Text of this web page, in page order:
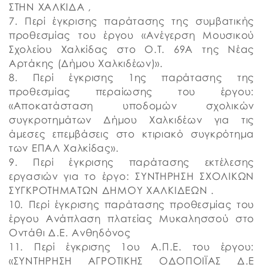
ΣΤΗΝ ΧΑΛΚΙΔΑ ,
7. Περί έγκρισης παράτασης της συμβατικής
προθεσμίας του έργου «Ανέγερση Μουσικού
Σχολείου Χαλκίδας στο Ο.Τ. 69Α της Νέας
Αρτάκης (Δήμου Χαλκιδέων)».
8. Περί έγκρισης 1ης παράτασης της
προθεσμίας περαίωσης του έργου:
«Αποκατάσταση υποδομών σχολικών
συγκροτημάτων Δήμου Χαλκιδέων για τις
άμεσες επεμβάσεις στο κτιριακό συγκρότημα
των ΕΠΑΛ Χαλκίδας».
9. Περί έγκρισης παράτασης εκτέλεσης
εργασιών για το έργο: ΣΥΝΤΗΡΗΣΗ ΣΧΟΛΙΚΩΝ
ΣΥΓΚΡΟΤΗΜΑΤΩΝ ΔΗΜΟΥ ΧΑΛΚΙΔΕΩΝ .
10. Περί έγκρισης παράτασης προθεσμίας του
έργου Ανάπλαση πλατείας Μυκαλησσού στο
Οντάθι Δ.Ε. Ανθηδόνος
11. Περί έγκρισης 1ου Α.Π.Ε. του έργου:
«ΣΥΝΤΗΡΗΣΗ ΑΓΡΟΤΙΚΗΣ ΟΔΟΠΟΙΪΑΣ Δ.Ε